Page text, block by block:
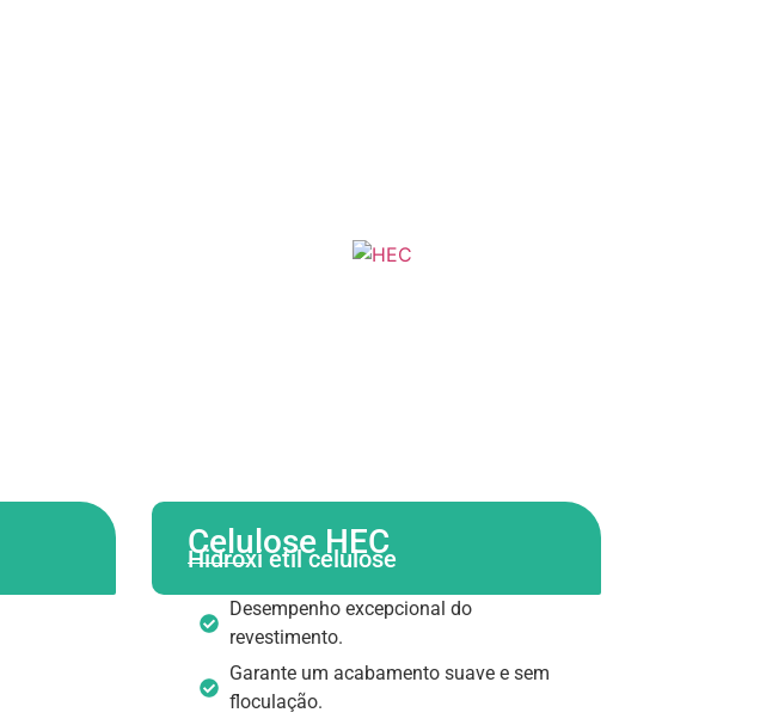
Celulose HEC
Hidroxi etil celulose
Desempenho excepcional do
revestimento.
Garante um acabamento suave e sem
floculação.